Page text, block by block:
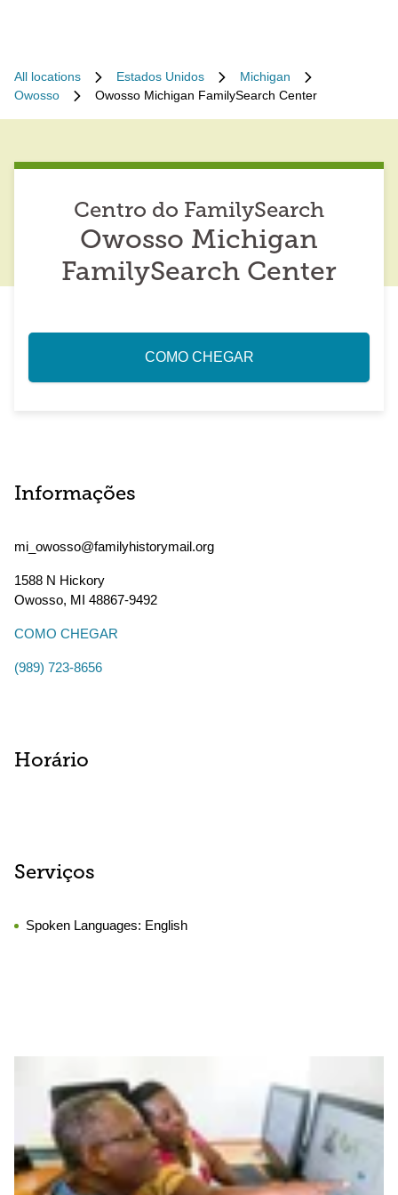
All locations Estados Unidos
Michigan
Owosso
Owosso Michigan FamilySearch Center
Centro do FamilySearch
Owosso Michigan
FamilySearch Center
COMO CHEGAR
Informações
mi_owosso@familyhistorymail.org
1588 N Hickory
Owosso, MI 48867-9492
COMO CHEGAR
(989) 723-8656
Horário
Serviços
Spoken Languages: English